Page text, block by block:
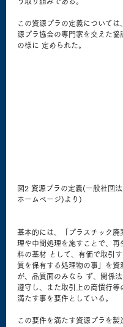
この資源プラの定義については
源プラ協会の専門家を交えた協
の様に 定められた。
図2 資源プラの定義(一般社団
ホームページ)より)
基本的には、「プラスチック廃
理や中間処理を施すことで、再
料の基材 として、有価で取引
質を保有する処理物の事」を資
が、品質面のみなら ず、関係
遵守し、また取引上の商慣行等
満たす事を要件としている。
この要件を満たす資源プラを製